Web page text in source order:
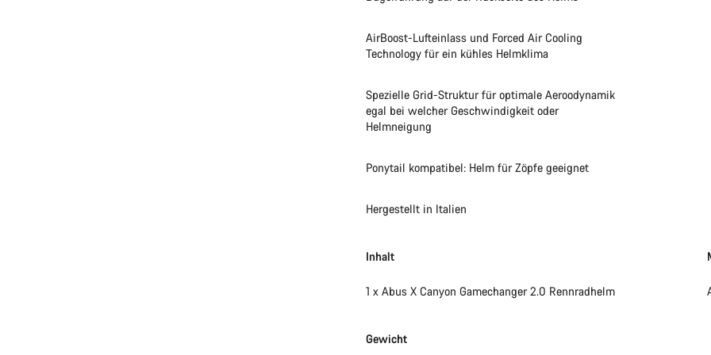
AirBoost-Lufteinlass und Forced Air Cooling
Technology für ein kühles Helmklima
Spezielle Grid-Struktur für optimale Aeroodynamik
egal bei welcher Geschwindigkeit oder
Helmneigung
Ponytail kompatibel: Helm für Zöpfe geeignet
Hergestellt in Italien
Inhalt
1 x Abus X Canyon Gamechanger 2.0 Rennradhelm
Gewicht